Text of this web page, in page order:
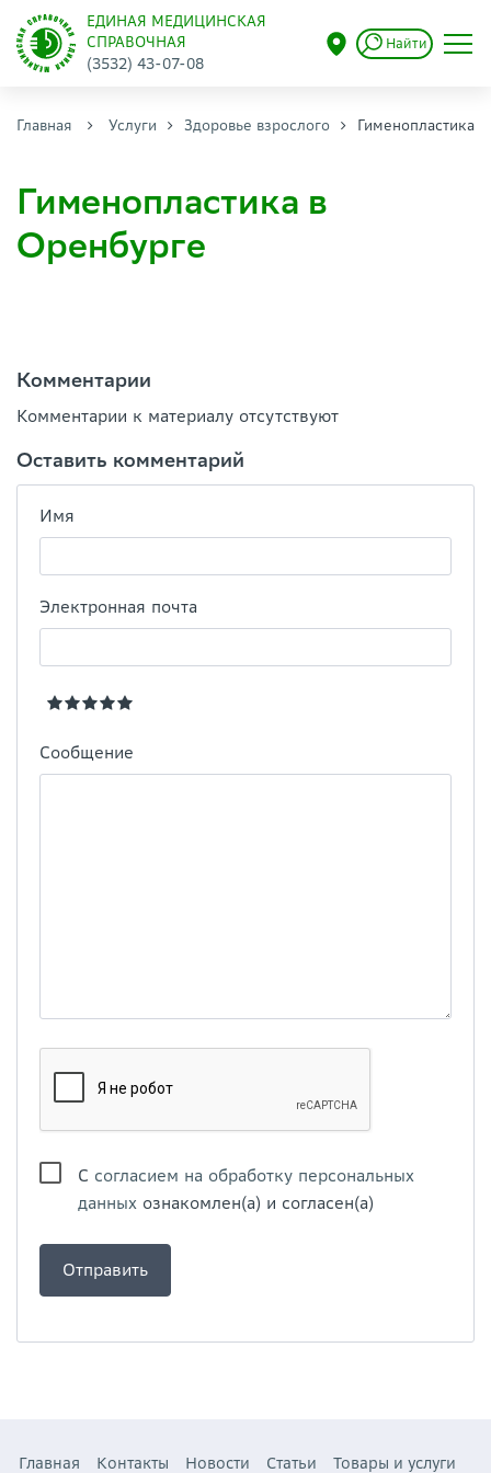
ЕДИНАЯ МЕДИЦИНСКАЯ
СПРАВОЧНАЯ
(3532) 43-07-08
Найти
Главная Услуги Здоровье взрослого Гименопластика
Гименопластика в
Оренбурге
Комментарии
Комментарии к материалу отсутствуют
Оставить комментарий
Имя
Электронная почта
Сообщение
С согласием на обработку персональных
данных ознакомлен(а) и согласен(а)
Главная Контакты Новости Статьи Товары и услуги